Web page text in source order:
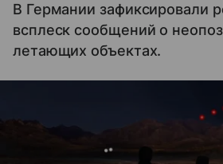
В Германии зафиксировали
всплеск сообщений о
летающих объектах.